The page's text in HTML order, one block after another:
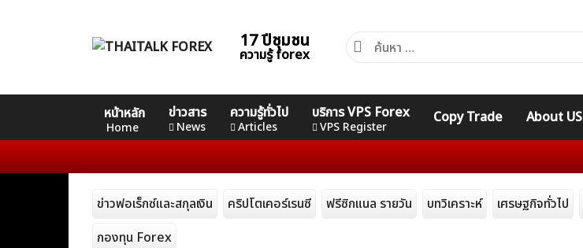
17 ปีชุมชน
ความรู้ forex
ค้นหา
สำหรับ:
หน้าหลัก
Home
ข่าวสาร
News
ความรู้ทั่วไป
Articles
บริการ VPS Forex
VPS Register
Copy Trade About US
VPS Register
คอร์ส
Basic
คอร์ส
Advance
คอร์ส
Professional
คอร์ส
Expert Indicators
ข่าวฟอเร็กซ์และสกุลเงิน คริปโตเคอร์เรนซี ฟรีซิกแนล รายวัน บทวิเคราะห์ เศรษฐกิจทั่วไป
กองทุน Forex